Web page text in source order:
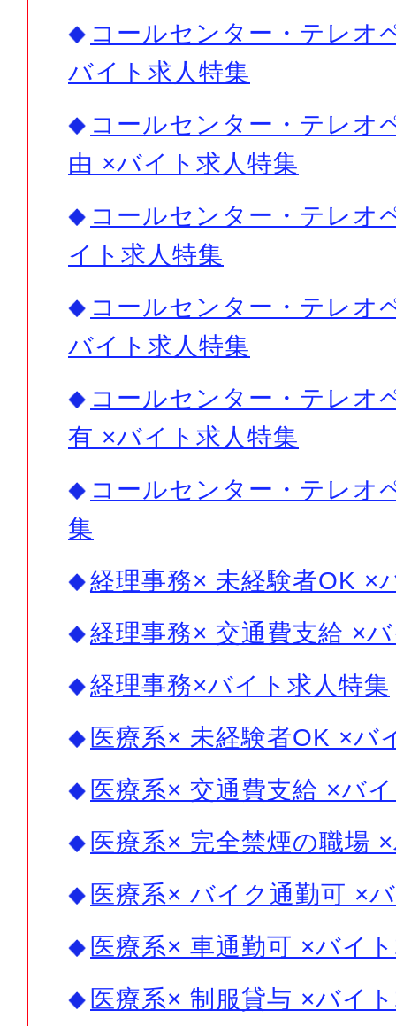
コールセンター・テレオ
バイト求人特集
コールセンター・テレオ
由 ×バイト求人特集
コールセンター・テレオ
イト求人特集
コールセンター・テレオ
バイト求人特集
コールセンター・テレオ
有 ×バイト求人特集
コールセンター・テレオ
集
経理事務× 未経験者OK ×
経理事務× 交通費支給 ×
経理事務×バイト求人特集
医療系× 未経験者OK ×バ
医療系× 交通費支給 ×バ
医療系× 完全禁煙の職場
医療系× バイク通勤可 ×
医療系× 車通勤可 ×バイ
医療系× 制服貸与 ×バイ